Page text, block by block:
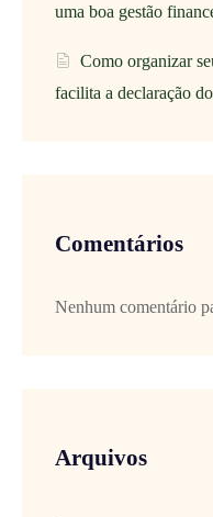
uma boa gestão
Como organizar
facilita a declaração
Comentários
Nenhum comentário
Arquivos